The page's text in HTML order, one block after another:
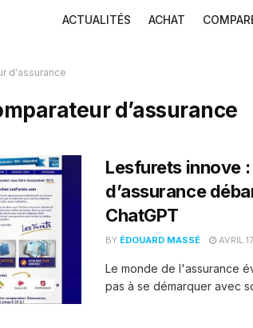
ACTUALITÉS ACHAT
d'assurance
d’assurance
Lesfurets innove
d’assurance
ChatGPT
BY ÉDOUARD MASSÉ AVRIL
Le monde de l'assurance
pas à se démarquer avec